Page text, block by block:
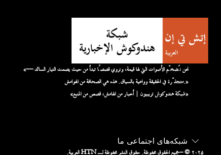
شبکه‌های اجتماعی ما
– © ۲۰۲۵جميع الحقوق محفوظة. حقوق النشر محفوظة لـ HTN العربية.
«نحن نُضخّم الأصوات التي لها قيمة، ونروي قصصًا تبدأ من حيث يصمت التيار السائد —
متجذّرة في الحقيقة وواعية بالسياق. هذه هي الصحافة من الهوامش.»
«شبكة هندوكوش تريبيون | أخبار من الهامش، قصص من المنبع»